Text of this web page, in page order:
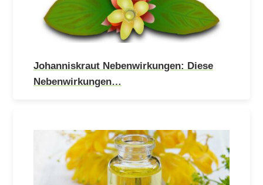
Johanniskraut Nebenwirkungen: Diese
Nebenwirkungen…